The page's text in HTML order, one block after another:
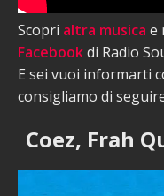
Scopri altra musica e
Facebookdi Radio
E sei vuoi informarti
consigliamo di
Coez, Frah